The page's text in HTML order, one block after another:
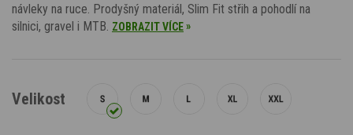
návleky na ruce. Prodyšný materiál, Slim Fit střih a pohodlí na
silnici, gravel i MTB. ZOBRAZIT VÍCE»
Velikost